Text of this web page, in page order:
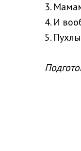
3.
4. И
5.